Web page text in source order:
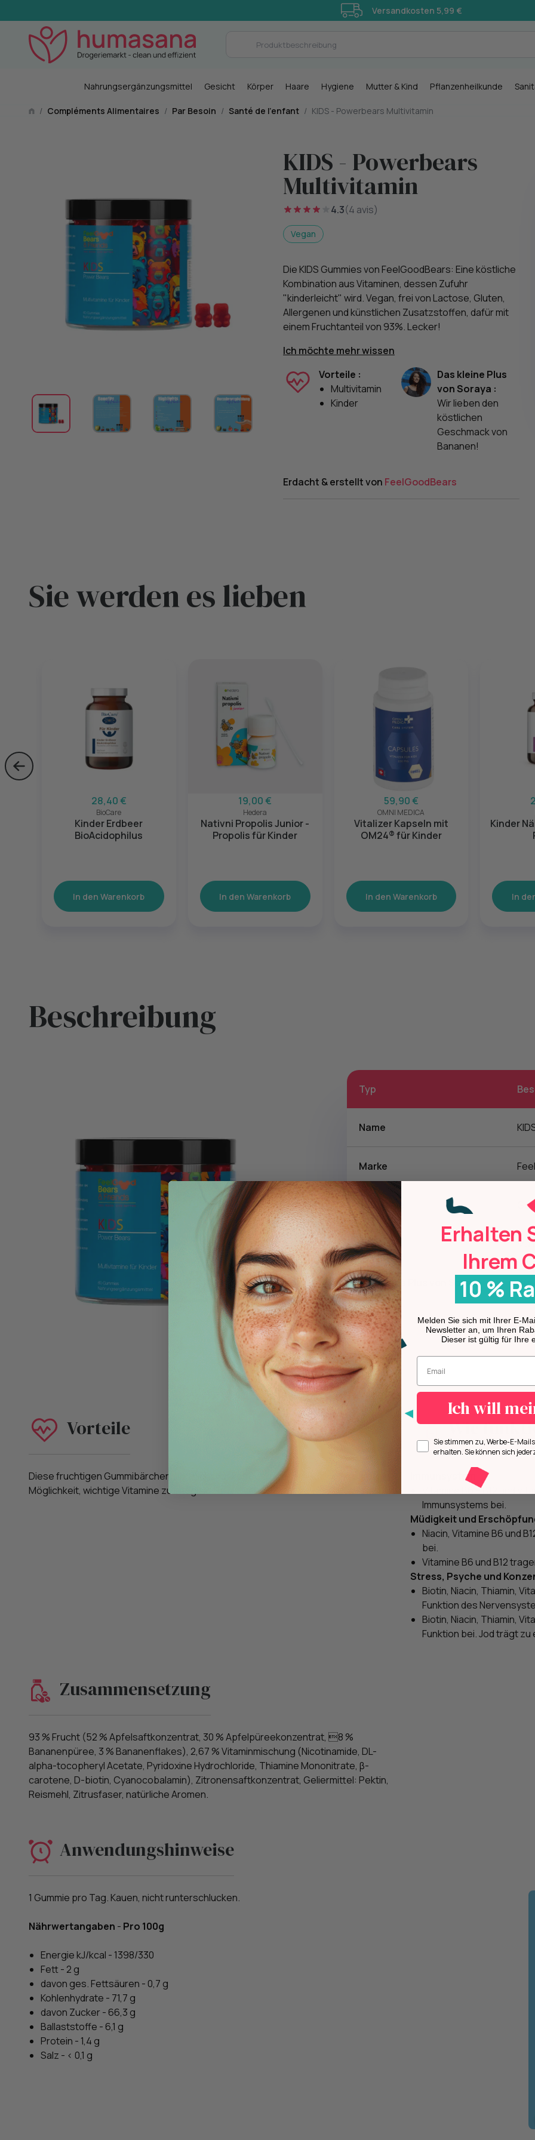
Versandkosten 5,99 €
Nahrungsergänzungsmittel Gesicht Körper Haare Hygiene Mutter & Kind Pflanzenheilkunde
/ Compléments Alimentaires / Par Besoin / Santé de l’enfant / KIDS - Powerbears Multivitamin
KIDS - Powerbears
Multivitamin
4.3(4 avis)
Vegan
Die KIDS Gummies von FeelGoodBears: Eine köstliche
Kombination aus Vitaminen, dessen Zufuhr
"kinderleicht" wird. Vegan, frei von Lactose, Gluten,
Allergenen und künstlichen Zusatzstoffen, dafür mit
einem Fruchtanteil von 93%. Lecker!
Ich möchte mehr wissen
Vorteile :
Multivitamin
Kinder
Das kleine Plus
von Soraya :
Wir lieben den
köstlichen
Geschmack von
Bananen!
Erdacht & erstellt von FeelGoodBears
Sie werden es lieben
28,40 €
BioCare
Kinder Erdbeer
BioAcidophilus
In den Warenkorb
19,00 €
Hedera
Nativni Propolis Junior -
Propolis für Kinder
In den Warenkorb
59,90 €
OMNI MEDICA
Vitalizer Kapseln mit
OM24® für Kinder
In den Warenkorb
Kinder
In
Skip to previous slide page
Beschreibung
Typ
Name
Marke
Typologie
Vorteile
Das kleine Plus von Soraya Wir
Vorteile
Diese fruchtigen Gummibärchen sind nicht nur köstlich, sondern auch eine sanfte
Möglichkeit, wichtige Vitamine zu integrieren.
Wie
Immunsystem
Vitamine B6 + B12 und
Immunsystems bei.
Müdigkeit und
Niacin, Vitamine B6 und
bei.
Vitamine B6 und B12
Stress, Psyche und
Biotin, Niacin, Thiamin,
Funktion des
Biotin, Niacin, Thiamin,
Funktion bei. Jod trägt
Zusammensetzung
93 % Frucht (52 % Apfelsaftkonzentrat, 30 % Apfelpüreekonzentrat, 8 %
Bananenpüree, 3 % Bananenflakes), 2,67 % Vitaminmischung (Nicotinamide, DL-
alpha-tocopheryl Acetate, Pyridoxine Hydrochloride, Thiamine Mononitrate, β-
carotene, D-biotin, Cyanocobalamin), Zitronensaftkonzentrat, Geliermittel: Pektin,
Reismehl, Zitrusfaser, natürliche Aromen.
Anwendungshinweise
1 Gummie pro Tag. Kauen, nicht runterschlucken.
Nährwertangaben - Pro 100g
Energie kJ/kcal - 1398/330
Fett - 2 g
davon ges. Fettsäuren - 0,7 g
Kohlenhydrate - 71,7 g
davon Zucker - 66,3 g
Ballaststoffe - 6,1 g
Protein - 1,4 g
Salz - < 0,1 g
Erhalten
Ihrem
10 %
Melden Sie sich mit Ihrer E-
Newsletter an, um Ihren
Dieser ist gültig für Ihre
Geben Sie Ihre E-Mail-Adresse
Ich will
Opt inSie stimmen zu, Werbe-E-
erhalten. Sie können sich